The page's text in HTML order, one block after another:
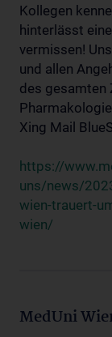
Kollegen
hinterlässt
vermissen!
und allen
des gesamten
Xing Mail
https://
uns/news/
wien-trauert-
wien/
MedUni